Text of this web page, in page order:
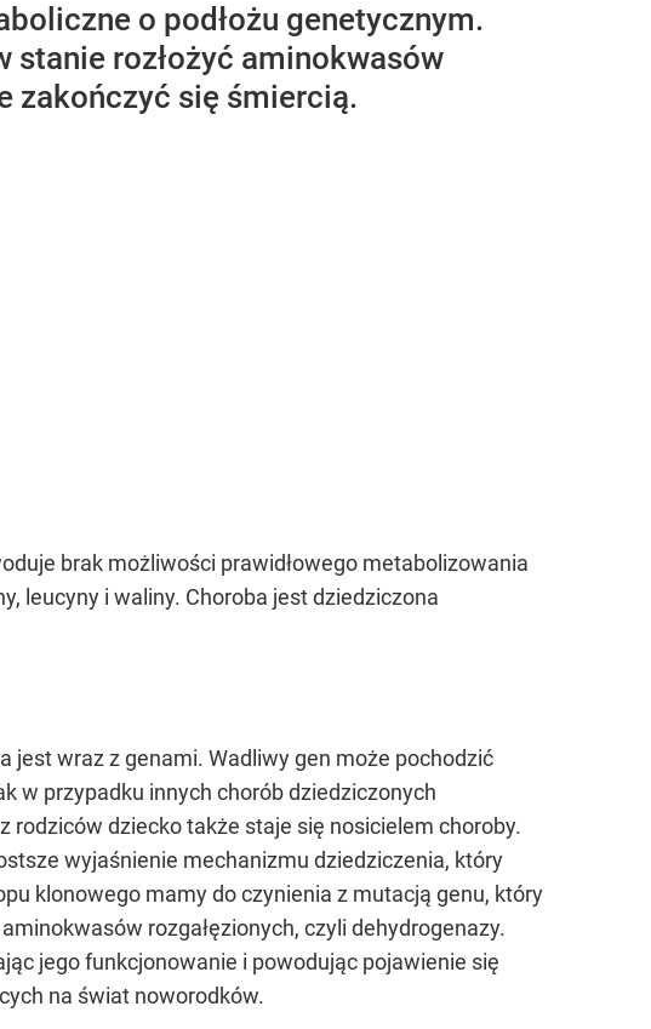
o podłożu genetycznym.
stanie rozłożyć aminokwasów
zakończyć się śmiercią.
brak możliwości prawidłowego metabolizowania
leucyny i waliny. Choroba jest dziedziczona
jest wraz z genami. Wadliwy gen może pochodzić
w przypadku innych chorób dziedziczonych
dziecko także staje się nosicielem choroby.
wyjaśnienie mechanizmu dziedziczenia, który
klonowego mamy do czynienia z mutacją genu, który
rozgałęzionych, czyli dehydrogenazy.
jego funkcjonowanie i powodując pojawienie się
na świat noworodków.